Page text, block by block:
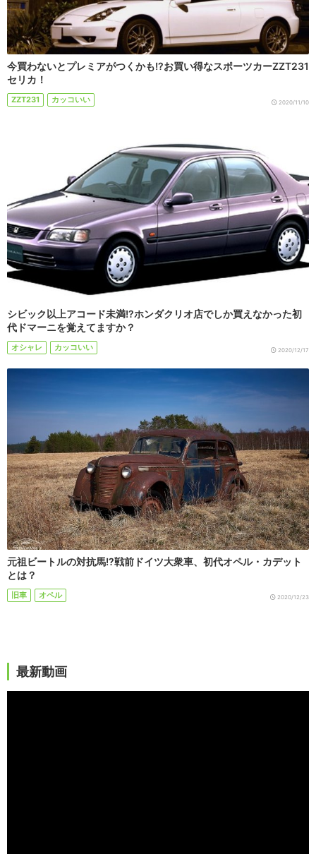
今買わないとプレミアがつくかも!?お買い得なスポーツカーZZT231
セリカ！
ZZT231 カッコいい 2020/11/10
シビック以上アコード未満!?ホンダクリオ店でしか買えなかった初
代ドマーニを覚えてますか？
オシャレ カッコいい 2020/12/17
元祖ビートルの対抗馬!?戦前ドイツ大衆車、初代オペル・カデット
とは？
旧車 オペル 2020/12/23
最新動画